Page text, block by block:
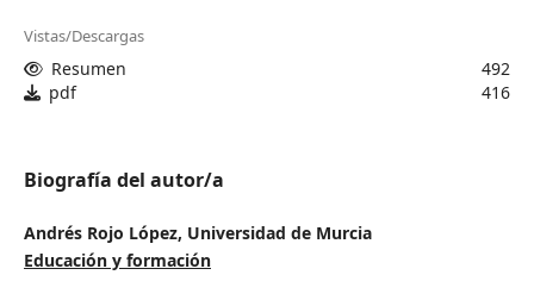
Vistas/Descargas
Resumen
492
pdf
416
Biografía del autor/a
Andrés Rojo López, Universidad de Murcia
Educación y formación